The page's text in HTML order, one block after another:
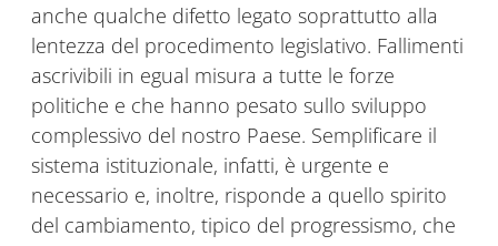
anche qualche difetto legato soprattutto alla
lentezza del procedimento legislativo. Fallimenti
ascrivibili in egual misura a tutte le forze
politiche e che hanno pesato sullo sviluppo
complessivo del nostro Paese. Semplificare il
sistema istituzionale, infatti, è urgente e
necessario e, inoltre, risponde a quello spirito
del cambiamento, tipico del progressismo, che